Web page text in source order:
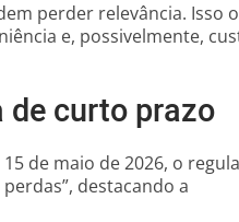
perder relevância. Isso
e, possivelmente,
de curto prazo
de maio de 2026, o
destacando a